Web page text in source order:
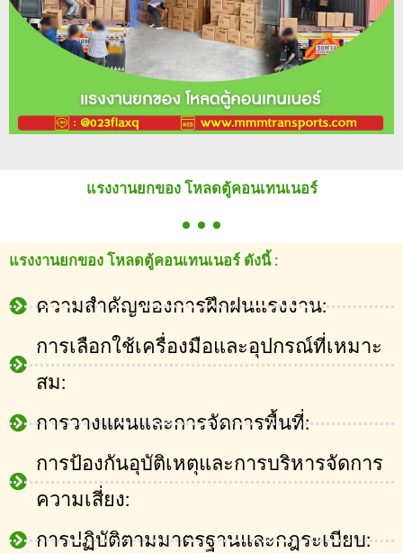
แรงงานยกของ โหลดตู้คอนเทนเนอร์
แรงงานยกของ โหลดตู้คอนเทนเนอร์ ดังนี้ :
ความสำคัญของการฝึกฝนแรงงาน:
การเลือกใช้เครื่องมือและอุปกรณ์ที่เหมาะ
สม:
การวางแผนและการจัดการพื้นที่:
การป้องกันอุบัติเหตุและการบริหารจัดการ
ความเสี่ยง:
การปฏิบัติตามมาตรฐานและกฎระเบียบ: